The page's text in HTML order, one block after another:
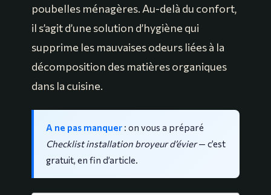
poubelles ménagères. Au-delà du confort,
il s’agit d’une solution d’hygiène qui
supprime les mauvaises odeurs liées à la
décomposition des matières organiques
dans la cuisine.
A ne pas manquer : on vous a préparé
Checklist installation broyeur d’évier— c’est
gratuit, en fin d’article.